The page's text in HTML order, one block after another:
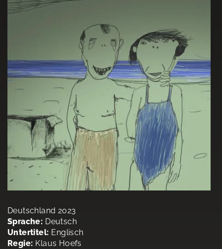
Deutschland 2023
Sprache: Deutsch
Untertitel: Englisch
Regie: Klaus Hoefs